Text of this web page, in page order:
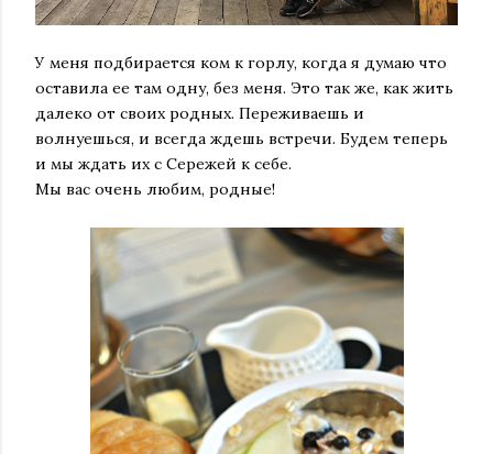
У меня подбирается ком к горлу, когда я думаю что
оставила ее там одну, без меня. Это так же, как жить
далеко от своих родных. Переживаешь и
волнуешься, и всегда ждешь встречи. Будем теперь
и мы ждать их с Сережей к себе.
Мы вас очень любим, родные!